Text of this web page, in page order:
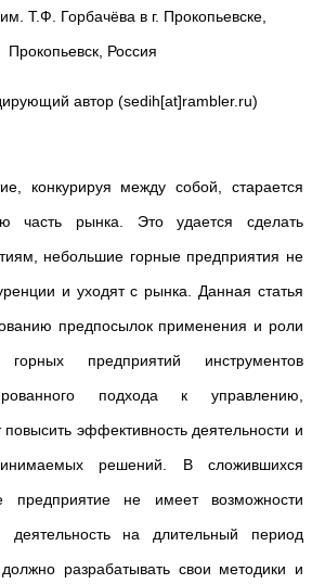
Т.Ф. Горбачёва в г. Прокопьевске,
Прокопьевск, Россия
автор (sedih[at]rambler.ru)
конкурируя между собой, старается
часть рынка. Это удается сделать
небольшие горные предприятия не
и уходят с рынка. Данная статья
предпосылок применения и роли
предприятий инструментов
подхода к управлению,
эффективность деятельности и
решений. В сложившихся
предприятие не имеет возможности
деятельность на длительный период
разрабатывать свои методики и